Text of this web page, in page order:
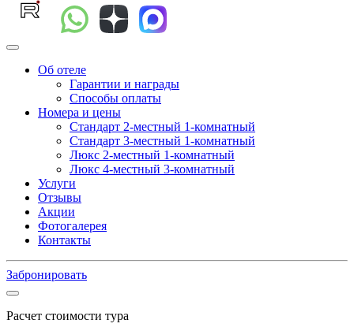
Об отеле
Гарантии и награды
Способы оплаты
Номера и цены
Стандарт 2-местный 1-комнатный
Стандарт 3-местный 1-комнатный
Люкс 2-местный 1-комнатный
Люкс 4-местный 3-комнатный
Услуги
Отзывы
Акции
Фотогалерея
Контакты
Забронировать
Расчет стоимости тура